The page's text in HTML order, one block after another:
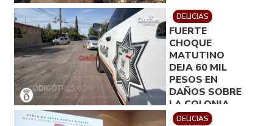
DELICIAS
FUERTE
CHOQUE
MATUTINO
DEJA 60 MIL
PESOS EN
DAÑOS SOBRE
LA COLONIA
DEL EMPLEADO
DELICIAS